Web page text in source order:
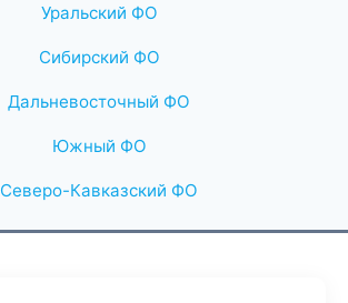
Уральский ФО
Сибирский ФО
Дальневосточный ФО
Южный ФО
Северо-Кавказский ФО